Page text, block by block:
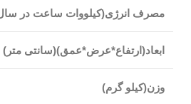
مصرف انرژی(کیلووات ساعت در
ابعاد(ارتفاع*عرض*عمق)(سانتی متر)
وزن(کیلو گرم)